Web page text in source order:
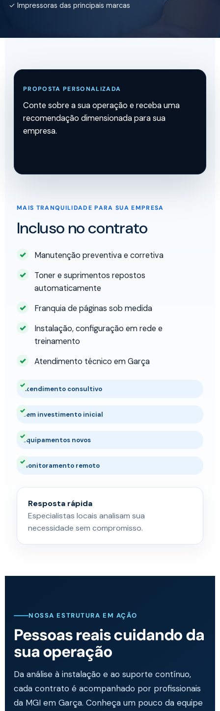
✓ Impressoras das principais marcas
PROPOSTA PERSONALIZADA
Conte sobre a sua operação e receba uma
recomendação dimensionada para sua
empresa.
MAIS TRANQUILIDADE PARA SUA EMPRESA
Incluso no contrato
Manutenção preventiva e corretiva
Toner e suprimentos repostos
automaticamente
Franquia de páginas sob medida
Instalação, configuração em rede e
treinamento
Atendimento técnico em Garça
Atendimento consultivo
Sem investimento inicial
Equipamentos novos
Monitoramento remoto
Resposta rápida
Especialistas locais analisam sua
necessidade sem compromisso.
NOSSA ESTRUTURA EM AÇÃO
Pessoas reais cuidando da
sua operação
Da análise à instalação e ao suporte contínuo,
cada contrato é acompanhado por profissionais
da MGI em Garça. Conheça um pouco da equipe